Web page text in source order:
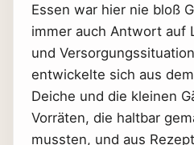
Essen war hier nie bloß
immer auch Antwort auf
und
entwickelte sich aus
Deiche und die kleinen
Vorräten, die haltbar
mussten, und aus